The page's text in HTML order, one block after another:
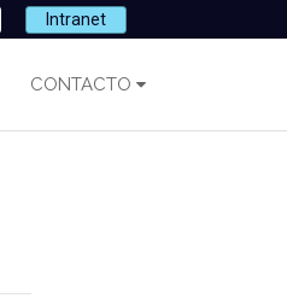
Intranet
CONTACTO